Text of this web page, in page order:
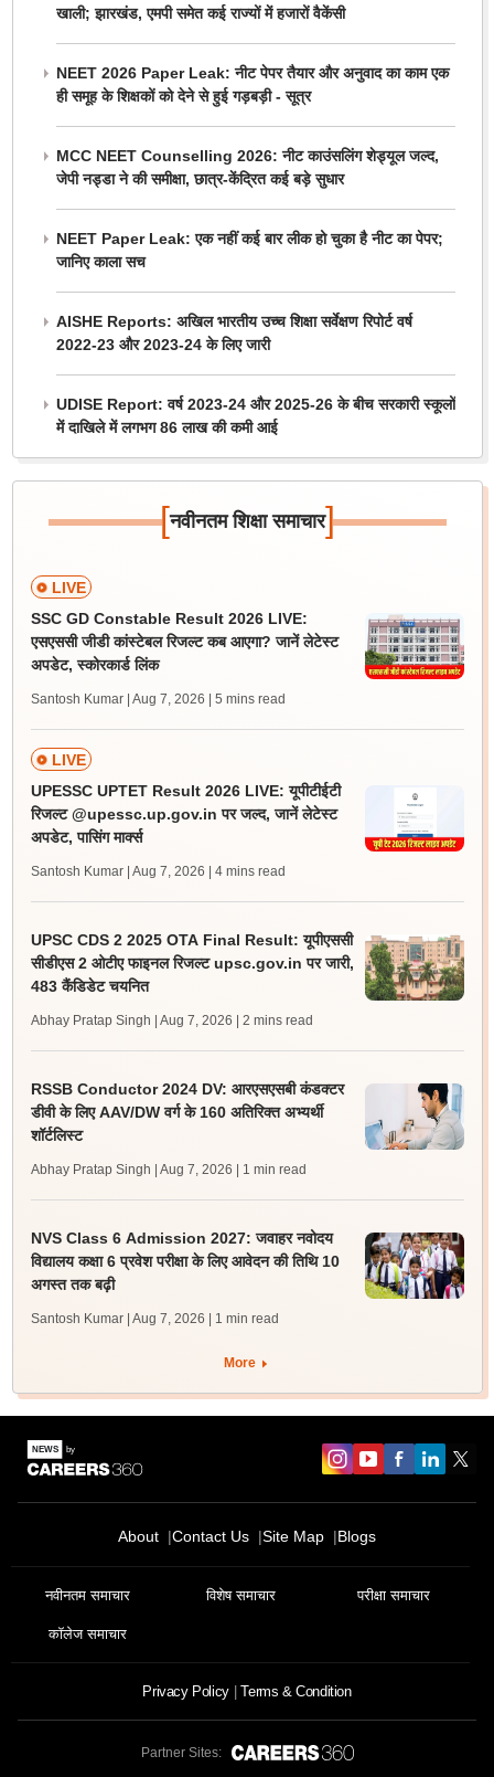
खाली; झारखंड, एमपी समेत कई राज्यों में हजारों वैकेंसी
NEET 2026 Paper Leak: नीट पेपर तैयार और अनुवाद का काम एक
ही समूह के शिक्षकों को देने से हुई गड़बड़ी - सूत्र
MCC NEET Counselling 2026: नीट काउंसलिंग शेड्यूल जल्द,
जेपी नड्डा ने की समीक्षा, छात्र-केंद्रित कई बड़े सुधार
NEET Paper Leak: एक नहीं कई बार लीक हो चुका है नीट का पेपर;
जानिए काला सच
AISHE Reports: अखिल भारतीय उच्च शिक्षा सर्वेक्षण रिपोर्ट वर्ष
2022-23 और 2023-24 के लिए जारी
UDISE Report: वर्ष 2023-24 और 2025-26 के बीच सरकारी स्कूलों
में दाखिले में लगभग 86 लाख की कमी आई
[नवीनतम शिक्षा समाचार]
LIVE
SSC GD Constable Result 2026 LIVE:
एसएससी जीडी कांस्टेबल रिजल्ट कब आएगा? जानें लेटेस्ट
अपडेट, स्कोरकार्ड लिंक
Santosh Kumar | Aug 7, 2026 | 5 mins read
LIVE
UPESSC UPTET Result 2026 LIVE: यूपीटीईटी
रिजल्ट @upessc.up.gov.in पर जल्द, जानें लेटेस्ट
अपडेट, पासिंग मार्क्स
Santosh Kumar | Aug 7, 2026 | 4 mins read
UPSC CDS 2 2025 OTA Final Result: यूपीएससी
सीडीएस 2 ओटीए फाइनल रिजल्ट upsc.gov.in पर जारी,
483 कैंडिडेट चयनित
Abhay Pratap Singh | Aug 7, 2026 | 2 mins read
RSSB Conductor 2024 DV: आरएसएसबी कंडक्टर
डीवी के लिए AAV/DW वर्ग के 160 अतिरिक्त अभ्यर्थी
शॉर्टलिस्ट
Abhay Pratap Singh | Aug 7, 2026 | 1 min read
NVS Class 6 Admission 2027: जवाहर नवोदय
विद्यालय कक्षा 6 प्रवेश परीक्षा के लिए आवेदन की तिथि 10
अगस्त तक बढ़ी
Santosh Kumar | Aug 7, 2026 | 1 min read
More
About Contact Us Site Map Blogs
नवीनतम समाचार विशेष समाचार परीक्षा समाचार
कॉलेज समाचार
Privacy Policy Terms & Condition
Partner Sites: